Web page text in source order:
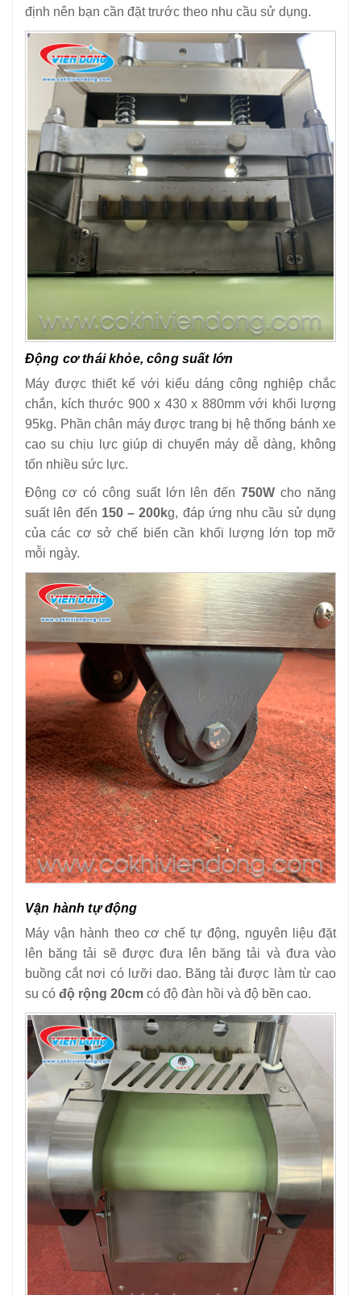
định nên bạn cần đặt trước theo nhu cầu sử dụng.
Động cơ thái khỏe, công suất lớn
Máy được thiết kế với kiểu dáng công nghiệp chắc
chắn, kích thước 900 x 430 x 880mm với khối lượng
95kg. Phần chân máy được trang bị hệ thống bánh xe
cao su chịu lực giúp di chuyển máy dễ dàng, không
tốn nhiều sức lực.
Động cơ có công suất lớn lên đến750W cho năng
suất lên đến 150 – 200kg, đáp ứng nhu cầu sử dụng
của các cơ sở chế biến cần khối lượng lớn top mỡ
mỗi ngày.
Vận hành tự động
Máy vận hành theo cơ chế tự động, nguyên liệu đặt
lên băng tải sẽ được đưa lên băng tải và đưa vào
buồng cắt nơi có lưỡi dao. Băng tải được làm từ cao
su có độ rộng 20cm có độ đàn hồi và độ bền cao.